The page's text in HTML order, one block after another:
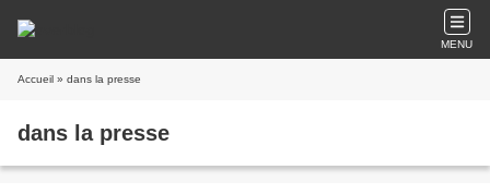
MENU
Accueil » dans la presse
dans la presse